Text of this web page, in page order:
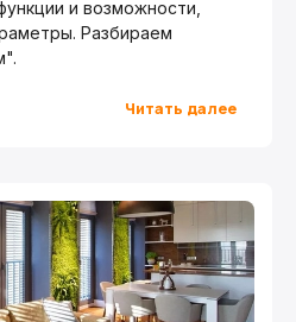
и возможности,
Разбираем
Читать далее